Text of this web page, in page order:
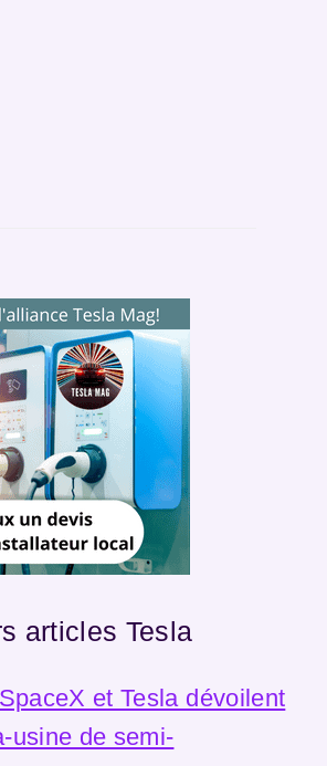
articles Tesla
et Tesla dévoilent
usine de semi-